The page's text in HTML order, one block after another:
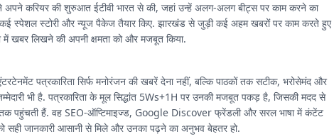
अपने करियर की शुरुआत ईटीवी भारत से की, जहां उन्हें अलग-अलग बीट्स पर काम करने का
कई स्पेशल स्टोरी और न्यूज पैकेज तैयार किए. झारखंड से जुड़ी कई अहम खबरों पर काम करते हुए
में खबर लिखने की अपनी क्षमता को और मजबूत किया.
पत्रकारिता सिर्फ मनोरंजन की खबरें देना नहीं, बल्कि पाठकों तक सटीक, भरोसेमंद और
भी है. पत्रकारिता के मूल सिद्धांत 5Ws+1H पर उनकी मजबूत पकड़ है, जिसकी मदद से
तक पहुंचती हैं. वह SEO-ऑप्टिमाइज्ड, Google Discover फ्रेंडली और सरल भाषा में कंटेंट
सही जानकारी आसानी से मिले और उनका पढ़ने का अनुभव बेहतर हो.